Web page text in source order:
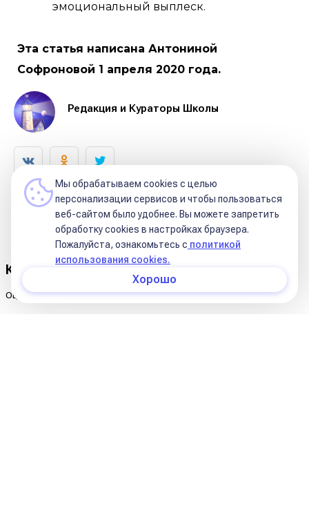
эмоциональный выплеск.
Эта статья написана Антониной
Софроновой 1 апреля 2020 года.
Редакция и Кураторы Школы
Рейтинг:
Комментарии
Оцените публикацию:
Мы обрабатываем cookies с целью
персонализации сервисов и чтобы пользоваться
веб-сайтом было удобнее. Вы можете запретить
обработку сookies в настройках браузера.
Пожалуйста, ознакомьтесь с политикой
использования cookies.
Хорошо